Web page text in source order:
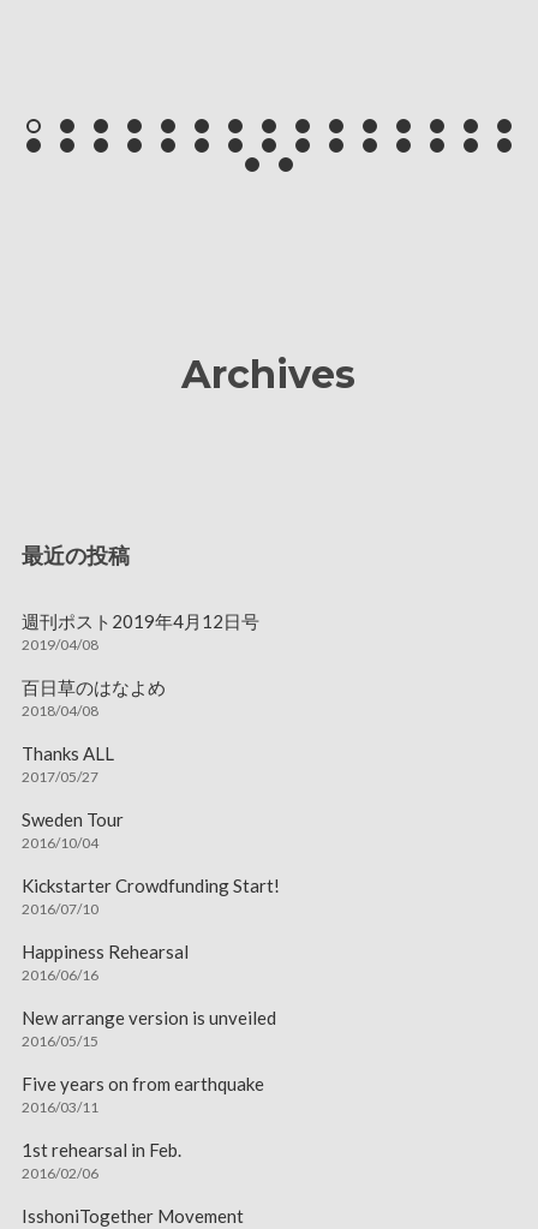
Archives
最近の投稿
週刊ポスト2019年4月12日号
2019/04/08
百日草のはなよめ
2018/04/08
Thanks ALL
2017/05/27
Sweden Tour
2016/10/04
Kickstarter Crowdfunding Start!
2016/07/10
Happiness Rehearsal
2016/06/16
New arrange version is unveiled
2016/05/15
Five years on from earthquake
2016/03/11
1st rehearsal in Feb.
2016/02/06
IsshoniTogether Movement